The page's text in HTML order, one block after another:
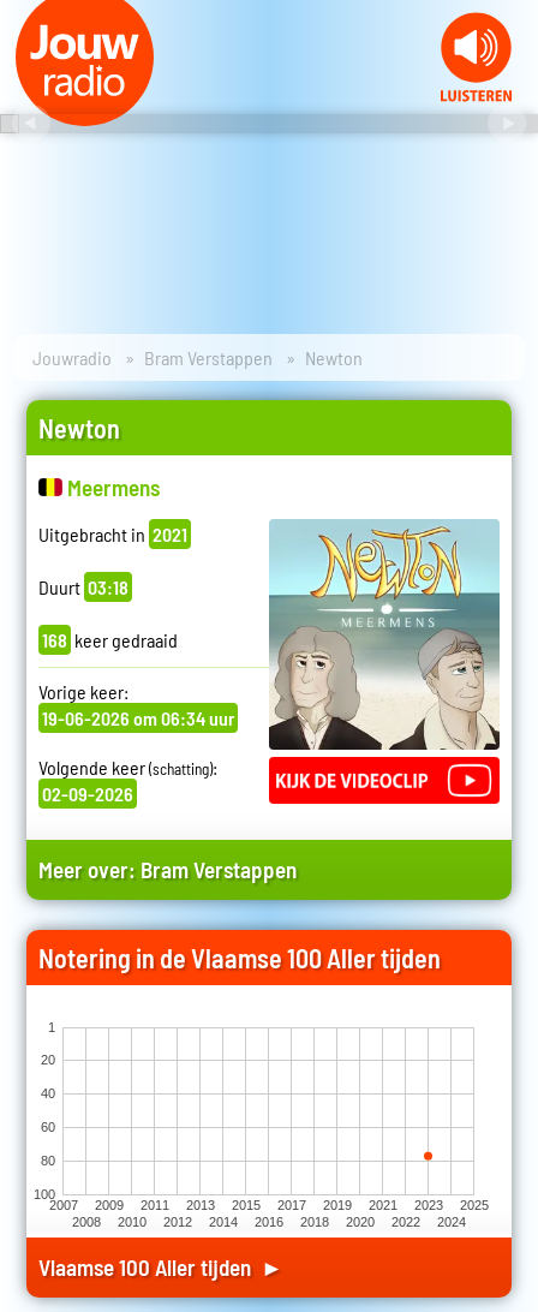
Jouwradio Bram Verstappen Newton
Newton
Meermens
Uitgebracht in 2021
Duurt 03:18
168 keer gedraaid
Vorige keer:
19-06-2026 om 06:34 uur
Volgende keer(schatting):
02-09-2026
Meer over: Bram Verstappen
Notering in de Vlaamse 100 Aller tijden
2007
2008
2009
2010
2011
2012
2013
2014
2015
2016
2017
2018
2019
2020
2021
2022
2023
2024
2025
1
20
40
60
80
100
Vlaamse 100 Aller tijden ►